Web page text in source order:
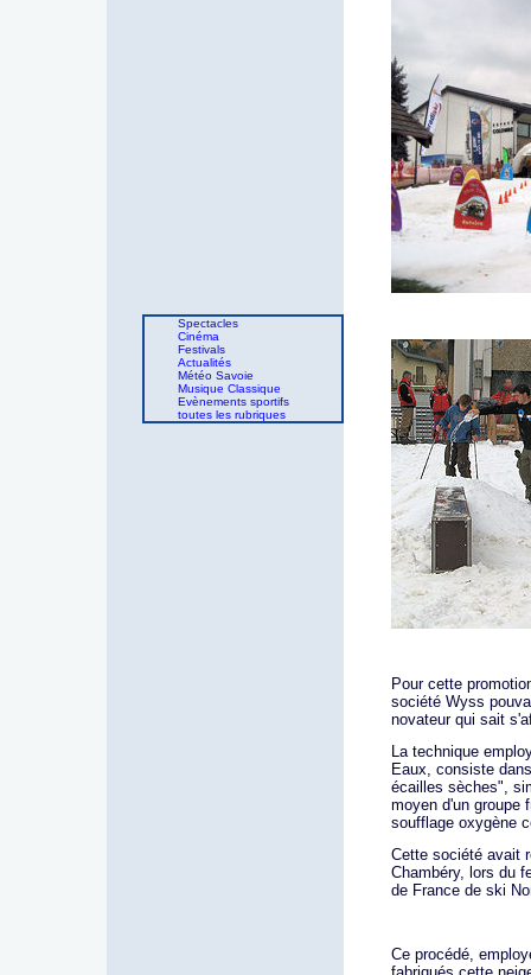
Spectacles
Cinéma
Festivals
Actualités
Météo Savoie
Musique Classique
Evènements sportifs
toutes les rubriques
Pour cette
société Wyss
novateur qui sait
La technique
Eaux, consiste
écailles sèches",
moyen d'un groupe
soufflage oxygène
Cette société avait
Chambéry, lors du
de France de ski
Ce procédé,